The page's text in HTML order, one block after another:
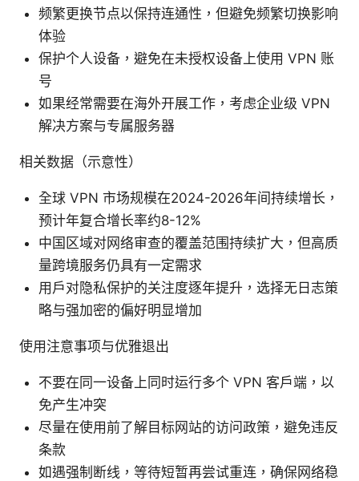
频繁更换节点以保持连通性，但避免频繁切换影响
体验
保护个人设备，避免在未授权设备上使用 VPN 账
号
如果经常需要在海外开展工作，考虑企业级 VPN
解决方案与专属服务器
相关数据（示意性）
全球 VPN 市场规模在2024-2026年间持续增长，
预计年复合增长率约8-12%
中国区域对网络审查的覆盖范围持续扩大，但高质
量跨境服务仍具有一定需求
用户对隐私保护的关注度逐年提升，选择无日志策
略与强加密的偏好明显增加
使用注意事项与优雅退出
不要在同一设备上同时运行多个 VPN 客户端，以
免产生冲突
尽量在使用前了解目标网站的访问政策，避免违反
条款
如遇强制断线，等待短暂再尝试重连，确保网络稳